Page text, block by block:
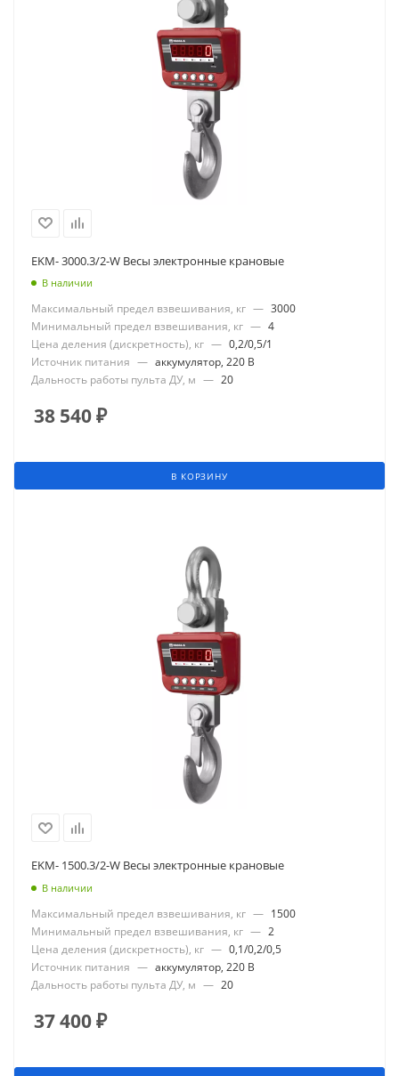
EKM- 3000.3/2-W Весы электронные крановые
В наличии
Максимальный предел взвешивания, кг — 3000
Минимальный предел взвешивания, кг — 4
Цена деления (дискретность), кг — 0,2/0,5/1
Источник питания — аккумулятор, 220 В
Дальность работы пульта ДУ, м — 20
38 540₽
В КОРЗИНУ
EKM- 1500.3/2-W Весы электронные крановые
В наличии
Максимальный предел взвешивания, кг — 1500
Минимальный предел взвешивания, кг — 2
Цена деления (дискретность), кг — 0,1/0,2/0,5
Источник питания — аккумулятор, 220 В
Дальность работы пульта ДУ, м — 20
37 400₽